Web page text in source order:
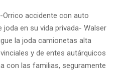
accidente con auto
en su vida privada- Walser
la joda camionetas alta
y de entes autárquicos
con las familias, seguramente